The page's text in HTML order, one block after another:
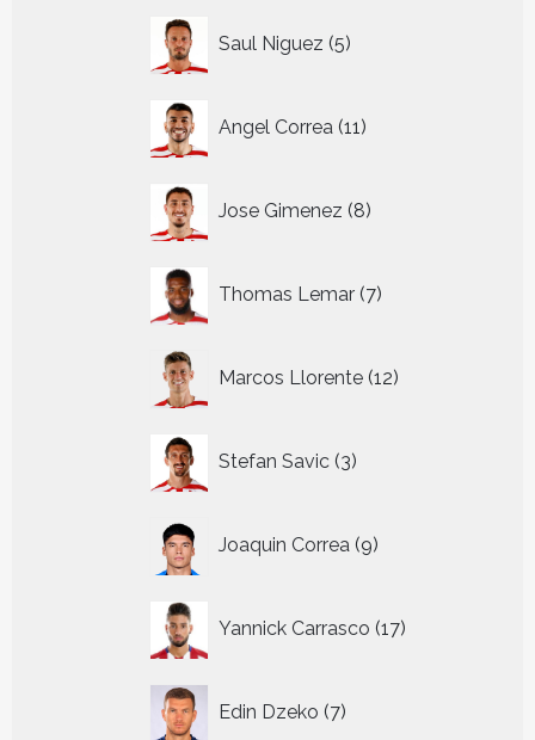
Saul Niguez 5
producten
Angel Correa 11
producten
Jose Gimenez 8
producten
Thomas Lemar 7
producten
Marcos Llorente 12
producten
Stefan Savic 3
producten
Joaquin Correa 9
producten
Yannick Carrasco 17
producten
Edin Dzeko 7
producten